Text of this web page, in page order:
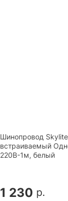
Шинопровод
встраиваемый
220В-1м, белый
1 230 р.